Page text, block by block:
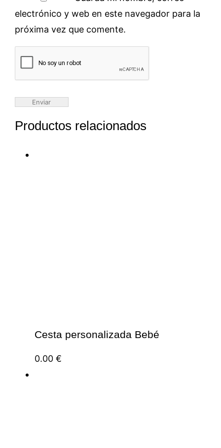
electrónico y web en este navegador para la
próxima vez que comente.
Productos relacionados
Cesta personalizada Bebé
0.00 €